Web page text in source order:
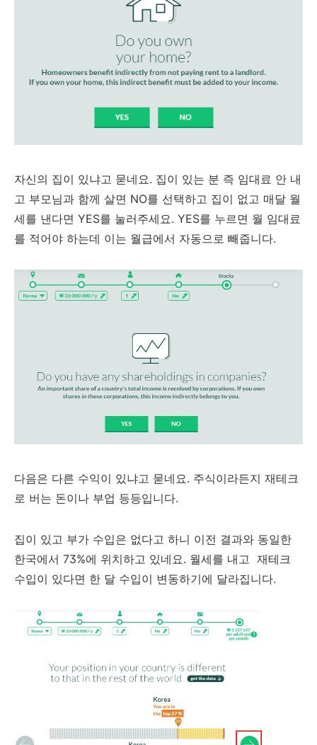
자신의 집이 있냐고 묻네요. 집이 있는 분 즉 임대료 안 내
고 부모님과 함께 살면 NO를 선택하고 집이 없고 매달 월
세를 낸다면 YES를 눌러주세요. YES를 누르면 월 임대료
를 적어야 하는데 이는 월급에서 자동으로 빼줍니다.
다음은 다른 수익이 있냐고 묻네요. 주식이라든지 재테크
로 버는 돈이나 부업 등등입니다.
집이 있고 부가 수입은 없다고 하니 이전 결과와 동일한
한국에서 73%에 위치하고 있네요. 월세를 내고 재테크
수입이 있다면 한 달 수입이 변동하기에 달라집니다.